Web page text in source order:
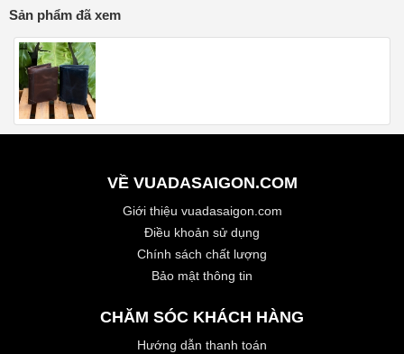
Sản phẩm đã xem
VỀ VUADASAIGON.COM
Giới thiệu vuadasaigon.com
Điều khoản sử dụng
Chính sách chất lượng
Bảo mật thông tin
CHĂM SÓC KHÁCH HÀNG
Hướng dẫn thanh toán